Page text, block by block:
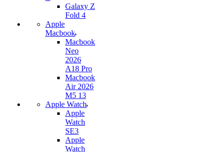
Galaxy Z
Fold 4
Apple
Macbook
Macbook
Neo
2026
A18 Pro
Macbook
Air 2026
M5 13
Apple Watch
Apple
Watch
SE3
Apple
Watch